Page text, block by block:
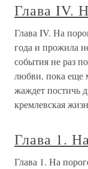
Глава IV.
Глава IV. На
года и прожила
события не раз
любви, пока еще
жаждет постичь
кремлевская
Глава 1.
Глава 1. На